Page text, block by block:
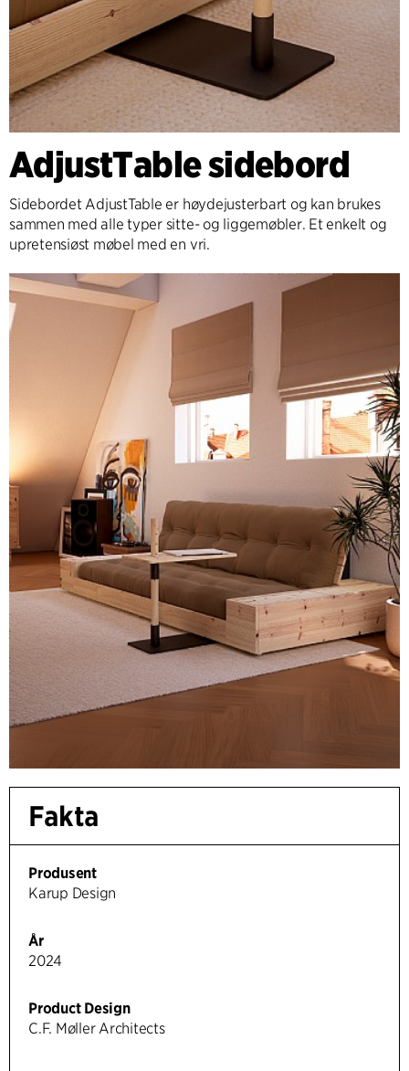
AdjustTable sidebord
Sidebordet AdjustTable er høydejusterbart og kan brukes
sammen med alle typer sitte- og liggemøbler. Et enkelt og
upretensiøst møbel med en vri.
Fakta
Produsent
Karup Design
År
2024
Product Design
C.F. Møller Architects